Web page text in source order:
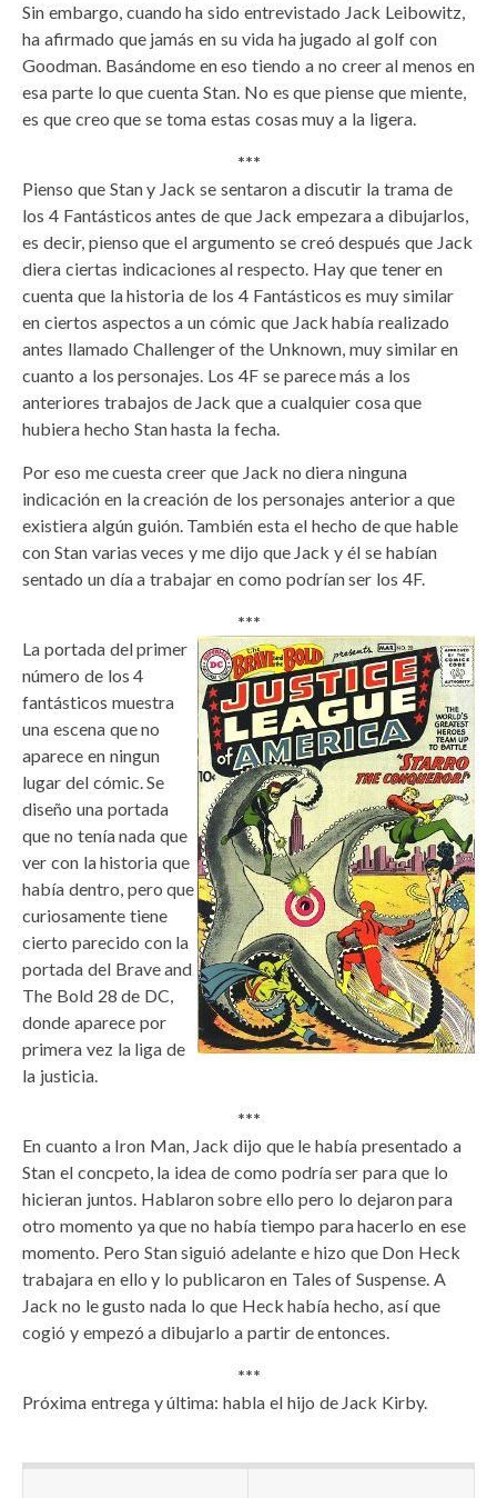
Sin embargo, cuando ha sido entrevistado Jack Leibowitz,
ha afirmado que jamás en su vida ha jugado al golf con
Goodman. Basándome en eso tiendo a no creer al menos en
esa parte lo que cuenta Stan. No es que piense que miente,
es que creo que se toma estas cosas muy a la ligera.
***
Pienso que Stan y Jack se sentaron a discutir la trama de
los 4 Fantásticos antes de que Jack empezara a dibujarlos,
es decir, pienso que el argumento se creó después que Jack
diera ciertas indicaciones al respecto. Hay que tener en
cuenta que la historia de los 4 Fantásticos es muy similar
en ciertos aspectos a un cómic que Jack había realizado
antes llamado Challenger of the Unknown, muy similar en
cuanto a los personajes. Los 4F se parece más a los
anteriores trabajos de Jack que a cualquier cosa que
hubiera hecho Stan hasta la fecha.
Por eso me cuesta creer que Jack no diera ninguna
indicación en la creación de los personajes anterior a que
existiera algún guión. También esta el hecho de que hable
con Stan varias veces y me dijo que Jack y él se habían
sentado un día a trabajar en como podrían ser los 4F.
***
La portada del primer
número de los 4
fantásticos muestra
una escena que no
aparece en ningun
lugar del cómic. Se
diseño una portada
que no tenía nada que
ver con la historia que
había dentro, pero que
curiosamente tiene
cierto parecido con la
portada del Brave and
The Bold 28 de DC,
donde aparece por
primera vez la liga de
la justicia.
***
En cuanto a Iron Man, Jack dijo que le había presentado a
Stan el concpeto, la idea de como podría ser para que lo
hicieran juntos. Hablaron sobre ello pero lo dejaron para
otro momento ya que no había tiempo para hacerlo en ese
momento. Pero Stan siguió adelante e hizo que Don Heck
trabajara en ello y lo publicaron en Tales of Suspense. A
Jack no le gusto nada lo que Heck había hecho, así que
cogió y empezó a dibujarlo a partir de entonces.
***
Próxima entrega y última: habla el hijo de Jack Kirby.